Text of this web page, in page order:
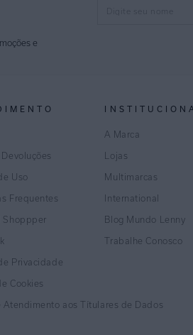
e
Uso
Frequentes
Shoppper
Privacidade
Cookies
Atendimento aos Títulares de Dados
A Marca
Lojas
Multimarcas
International
Blog Mundo Lenny
Trabalhe Conosco